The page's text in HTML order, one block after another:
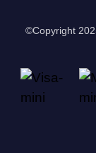
©Copyright